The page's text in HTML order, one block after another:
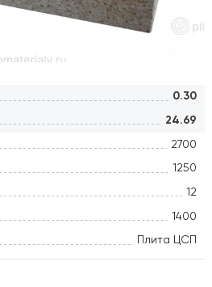
0.30
24.69
2700
1250
12
1400
Плита ЦСП